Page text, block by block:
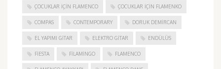
ÇOCUKLAR IÇIN FLAMENCO ÇOCUKLAR IÇIN FLAMENKO
COMPAS CONTEMPORARY DORUK DEMIRCAN
EL YAPIMI GITAR ELEKTRO GITAR ENDÜLÜS
FIESTA FILAMINGO FLAMENCO